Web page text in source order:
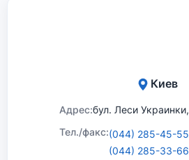
Киев
Адрес:бул. Леси
Тел./факс:(044) 285-45-55
(044) 285-33-66